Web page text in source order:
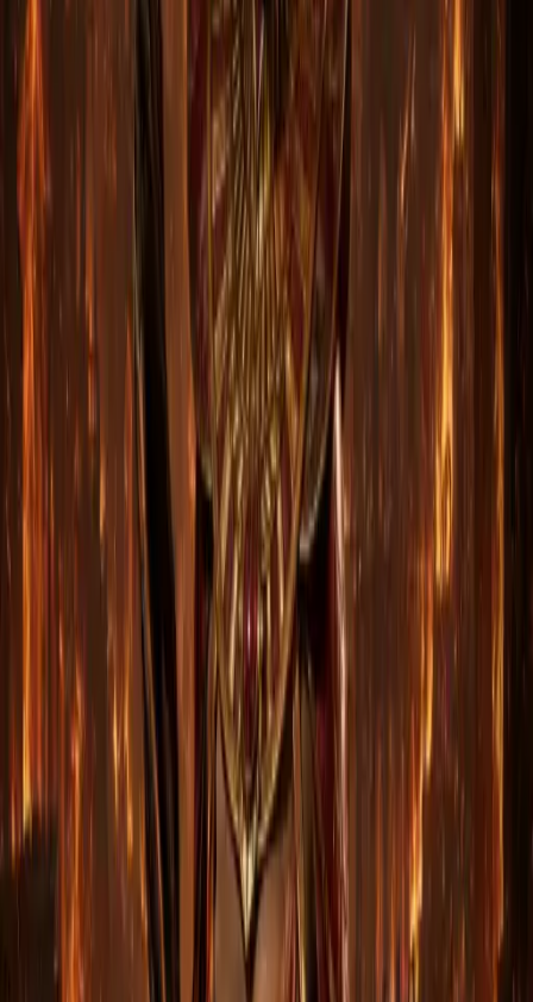
Как купить и получить вещи
От оплаты до выдачи — обычно 5–15 минут
Выберите параметры
Платформа, режим, персонаж — всё в выпадающих
списках на странице товара.
Оплатите удобным способом
СБП, МИР, Visa и Mastercard. Для крупных заказов
есть дробная оплата.
3
Добавьте нас в друзья
На ПК играем в открытой сессии онлайн. На
консолях — заявка в друзья → играть вместе.
Заберите предметы
Передача занимает в среднем 5 минут после
добавления, максимум — 45 минут.
Поддерживаемые платформы